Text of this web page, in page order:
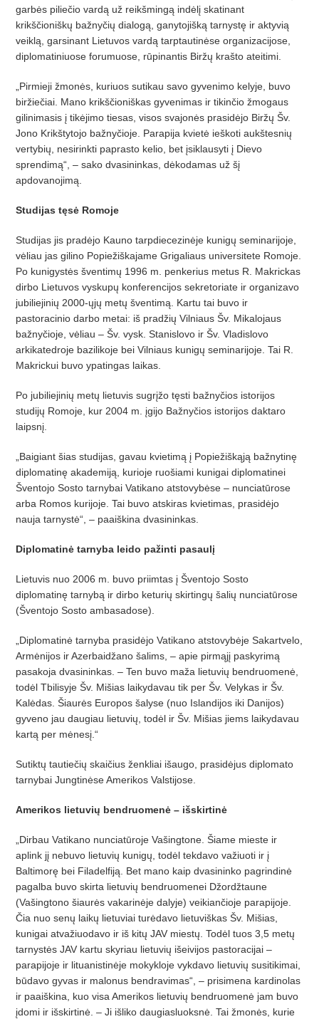
garbės piliečio vardą už reikšmingą indėlį skatinant
krikščioniškų bažnyčių dialogą, ganytojišką tarnystę ir aktyvią
veiklą, garsinant Lietuvos vardą tarptautinėse organizacijose,
diplomatiniuose forumuose, rūpinantis Biržų krašto ateitimi.
„Pirmieji žmonės, kuriuos sutikau savo gyvenimo kelyje, buvo
biržiečiai. Mano krikščioniškas gyvenimas ir tikinčio žmogaus
gilinimasis į tikėjimo tiesas, visos svajonės prasidėjo Biržų Šv.
Jono Krikštytojo bažnyčioje. Parapija kvietė ieškoti aukštesnių
vertybių, nesirinkti paprasto kelio, bet įsiklausyti į Dievo
sprendimą“, – sako dvasininkas, dėkodamas už šį
apdovanojimą.
Studijas tęsė Romoje
Studijas jis pradėjo Kauno tarpdiecezinėje kunigų seminarijoje,
vėliau jas gilino Popiežiškajame Grigaliaus universitete Romoje.
Po kunigystės šventimų 1996 m. penkerius metus R. Makrickas
dirbo Lietuvos vyskupų konferencijos sekretoriate ir organizavo
jubiliejinių 2000-ųjų metų šventimą. Kartu tai buvo ir
pastoracinio darbo metai: iš pradžių Vilniaus Šv. Mikalojaus
bažnyčioje, vėliau – Šv. vysk. Stanislovo ir Šv. Vladislovo
arkikatedroje bazilikoje bei Vilniaus kunigų seminarijoje. Tai R.
Makrickui buvo ypatingas laikas.
Po jubiliejinių metų lietuvis sugrįžo tęsti bažnyčios istorijos
studijų Romoje, kur 2004 m. įgijo Bažnyčios istorijos daktaro
laipsnį.
„Baigiant šias studijas, gavau kvietimą į Popiežiškąją bažnytinę
diplomatinę akademiją, kurioje ruošiami kunigai diplomatinei
Šventojo Sosto tarnybai Vatikano atstovybėse – nunciatūrose
arba Romos kurijoje. Tai buvo atskiras kvietimas, prasidėjo
nauja tarnystė“, – paaiškina dvasininkas.
Diplomatinė tarnyba leido pažinti pasaulį
Lietuvis nuo 2006 m. buvo priimtas į Šventojo Sosto
diplomatinę tarnybą ir dirbo keturių skirtingų šalių nunciatūrose
(Šventojo Sosto ambasadose).
„Diplomatinė tarnyba prasidėjo Vatikano atstovybėje Sakartvelo,
Armėnijos ir Azerbaidžano šalims, – apie pirmąjį paskyrimą
pasakoja dvasininkas. – Ten buvo maža lietuvių bendruomenė,
todėl Tbilisyje Šv. Mišias laikydavau tik per Šv. Velykas ir Šv.
Kalėdas. Šiaurės Europos šalyse (nuo Islandijos iki Danijos)
gyveno jau daugiau lietuvių, todėl ir Šv. Mišias jiems laikydavau
kartą per mėnesį.“
Sutiktų tautiečių skaičius ženkliai išaugo, prasidėjus diplomato
tarnybai Jungtinėse Amerikos Valstijose.
Amerikos lietuvių bendruomenė – išskirtinė
„Dirbau Vatikano nunciatūroje Vašingtone. Šiame mieste ir
aplink jį nebuvo lietuvių kunigų, todėl tekdavo važiuoti ir į
Baltimorę bei Filadelfiją. Bet mano kaip dvasininko pagrindinė
pagalba buvo skirta lietuvių bendruomenei Džordžtaune
(Vašingtono šiaurės vakarinėje dalyje) veikiančioje parapijoje.
Čia nuo senų laikų lietuviai turėdavo lietuviškas Šv. Mišias,
kunigai atvažiuodavo ir iš kitų JAV miestų. Todėl tuos 3,5 metų
tarnystės JAV kartu skyriau lietuvių išeivijos pastoracijai –
parapijoje ir lituanistinėje mokykloje vykdavo lietuvių susitikimai,
būdavo gyvas ir malonus bendravimas“, – prisimena kardinolas
ir paaiškina, kuo visa Amerikos lietuvių bendruomenė jam buvo
įdomi ir išskirtinė. – Ji išliko daugiasluoksnė. Tai žmonės, kurie